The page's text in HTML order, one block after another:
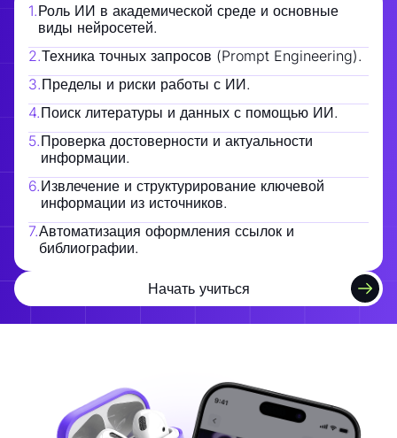
1.Роль ИИ в академической среде и основные
виды нейросетей.
2.Техника точных запросов (Prompt Engineering).
3.Пределы и риски работы с ИИ.
4.Поиск литературы и данных с помощью ИИ.
5.Проверка достоверности и актуальности
информации.
6.Извлечение и структурирование ключевой
информации из источников.
7.Автоматизация оформления ссылок и
библиографии.
Начать учиться